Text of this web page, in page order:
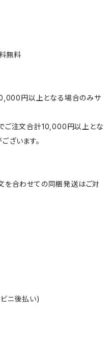
無料
円以上となる場合のみサ
ご注文合計10,000円以上とな
ざいます。
を合わせての同梱発送はご対
ニ後払い)